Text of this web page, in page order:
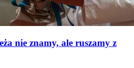
nie znamy, ale ruszamy z